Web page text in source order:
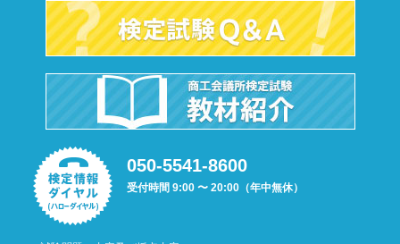
050-5541-8600
受付時間 9:00 〜 20:00（年中無休）